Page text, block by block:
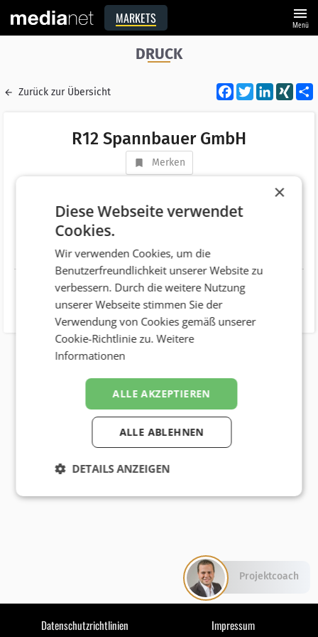
MARKETS menu
Menü
DRUCK
Zurück zur Übersicht Facebook
Twitter XING
R12 Spannbauer GmbH
Merken
AT 1120 Wien
Telefonnummer +43 (1) 814660
Website http://www.r12.at
Datenschutzrichtlinien Impressum
×
Diese Webseite verwendet
Cookies.
Wir verwenden Cookies, um die
Benutzerfreundlichkeit unserer Website zu
verbessern. Durch die weitere Nutzung
unserer Webseite stimmen Sie der
Verwendung von Cookies gemäß unserer
Cookie-Richtlinie zu.Weitere
Informationen
ALLE AKZEPTIEREN
ALLE ABLEHNEN
DETAILS ANZEIGEN
Projektcoach